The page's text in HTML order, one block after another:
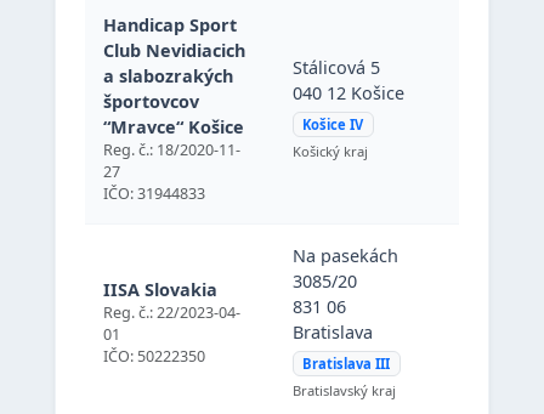
Handicap Sport
Club Nevidiacich
a slabozrakých
športovcov
“Mravce“ Košice
Reg. č.: 18/2020-11-
27
IČO: 31944833
Stálicová 5
040 12 Košice
Košice IV
Košický kraj
IISA Slovakia
Reg. č.: 22/2023-04-
01
IČO: 50222350
Na pasekách
3085/20
831 06
Bratislava
Bratislava III
Bratislavský kraj